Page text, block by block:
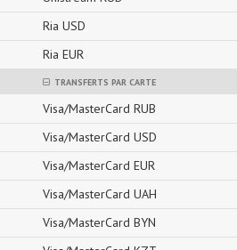
Ria USD
Ria EUR
TRANSFERTS PAR CARTE
Visa/MasterCard RUB
Visa/MasterCard USD
Visa/MasterCard EUR
Visa/MasterCard UAH
Visa/MasterCard BYN